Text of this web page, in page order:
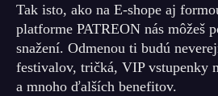
Tak isto, ako na E-shope aj
platforme PATREON nás môžeš
snažení. Odmenou ti budú
festivalov, tričká, VIP vstupenky
a mnoho ďalších benefitov.